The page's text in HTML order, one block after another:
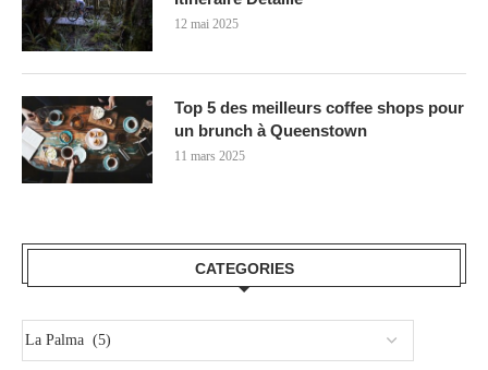
12 mai 2025
Top 5 des meilleurs coffee shops pour
un brunch à Queenstown
11 mars 2025
CATEGORIES